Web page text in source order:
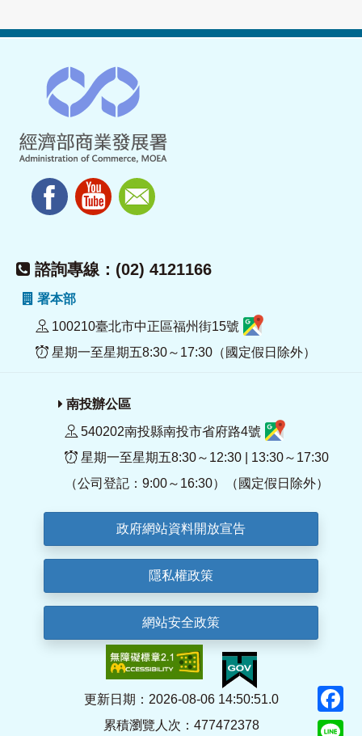
諮詢專線：(02) 4121166
署本部
100210臺北市中正區福州街15號
星期一至星期五8:30～17:30（國定假日除外）
南投辦公區
540202南投縣南投市省府路4號
星期一至星期五8:30～12:30 | 13:30～17:30
（公司登記：9:00～16:30）（國定假日除外）
政府網站資料開放宣告
隱私權政策
網站安全政策
更新日期：2026-08-06 14:50:51.0
累積瀏覽人次：477472378